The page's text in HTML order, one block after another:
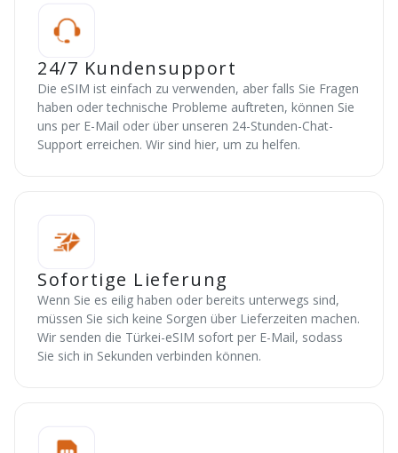
24/7 Kundensupport
Die eSIM ist einfach zu verwenden, aber falls Sie Fragen
haben oder technische Probleme auftreten, können Sie
uns per E-Mail oder über unseren 24-Stunden-Chat-
Support erreichen. Wir sind hier, um zu helfen.
Sofortige Lieferung
Wenn Sie es eilig haben oder bereits unterwegs sind,
müssen Sie sich keine Sorgen über Lieferzeiten machen.
Wir senden die Türkei-eSIM sofort per E-Mail, sodass
Sie sich in Sekunden verbinden können.